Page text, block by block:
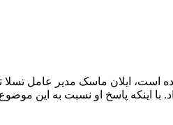
ایلان ماسک مدیر عامل تسلا
با اینکه پاسخ او نسبت به این